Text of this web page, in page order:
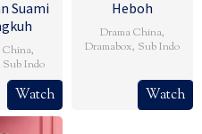
Suami
China,
Sub Indo
Watch
Heboh
Drama China,
Dramabox, Sub Indo
Watch